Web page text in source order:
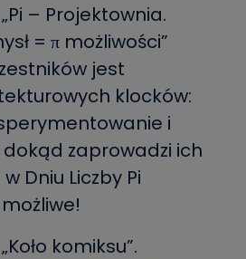
„Pi – Projektownia.
= π możliwości”
jest
klocków:
i
zaprowadzi ich
Dniu Liczby Pi
komiksu”.